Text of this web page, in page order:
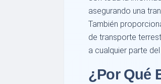
asegurando una
También
de transporte
a cualquier parte
¿Por Qué